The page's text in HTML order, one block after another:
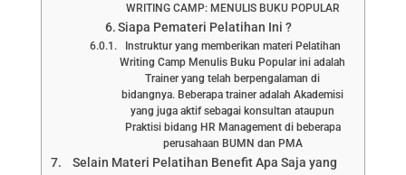
WRITING CAMP: MENULIS BUKU POPULAR
Siapa Pemateri Pelatihan Ini ?
Instruktur yang memberikan materi Pelatihan
Writing Camp Menulis Buku Popular ini adalah
Trainer yang telah berpengalaman di
bidangnya. Beberapa trainer adalah Akademisi
yang juga aktif sebagai konsultan ataupun
Praktisi bidang HR Management di beberapa
perusahaan BUMN dan PMA
Selain Materi Pelatihan Benefit Apa Saja yang